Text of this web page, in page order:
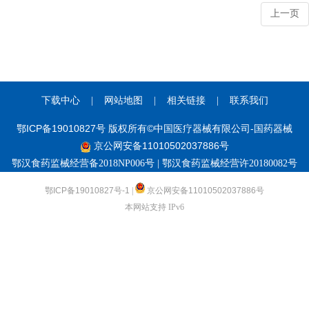
上一页
下载中心 网站地图 相关链接 联系我们
鄂ICP备19010827号 版权所有©中国医疗器械有限公司-国药器械
京公网安备11010502037886号
鄂汉食药监械经营备2018NP006号 | 鄂汉食药监械经营许20180082号
鄂ICP备19010827号-1
京公网安备11010502037886号
本网站支持 IPv6